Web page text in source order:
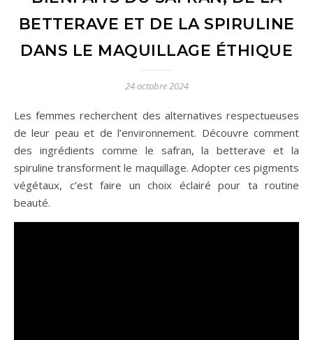
BETTERAVE ET DE LA SPIRULINE
DANS LE MAQUILLAGE ÉTHIQUE
24 octobre 2024
Les femmes recherchent des alternatives respectueuses
de leur peau et de l’environnement. Découvre comment
des ingrédients comme le safran, la betterave et la
spiruline transforment le maquillage. Adopter ces pigments
végétaux, c’est faire un choix éclairé pour ta routine
beauté.